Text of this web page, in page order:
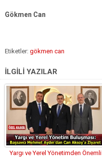
Gökmen Can
Etiketler: gökmen can
İLGİLİ YAZILAR
Yargı ve Yerel Yönetimden Önemli